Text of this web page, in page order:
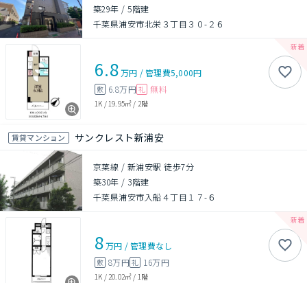
築29年 /5階建
千葉県浦安市北栄３丁目３０-２６
6.8万円 /管理費5,000円
敷 6.8万円 礼 無料
1K / 19.95㎡ / 2階
賃貸マンション サンクレスト新浦安
京葉線 / 新浦安駅 徒歩7分
築30年 / 3階建
千葉県浦安市入船４丁目１７-６
8万円 /管理費なし
敷 8万円礼 16万円
1K / 20.02㎡ / 1階